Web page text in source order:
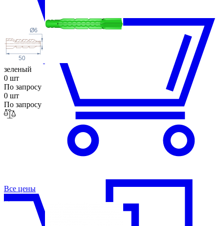
50
Ø6
зеленый
0 шт
По запросу
0 шт
По запросу
Все цены
ДП8-50ЗН